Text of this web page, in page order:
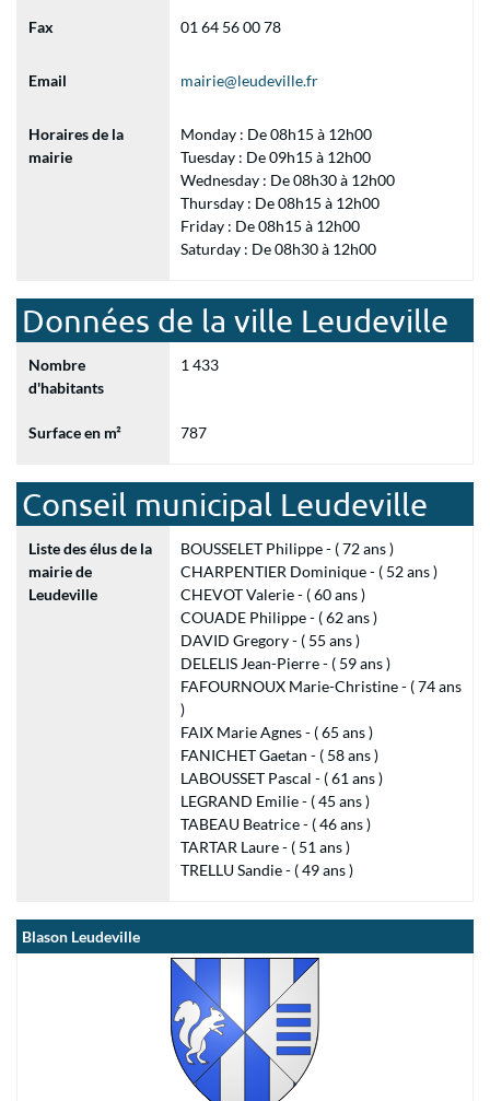
Fax 01 64 56 00 78
Email mairie@leudeville.fr
Horaires de la
mairie
Monday : De 08h15 à 12h00
Tuesday : De 09h15 à 12h00
Wednesday : De 08h30 à 12h00
Thursday : De 08h15 à 12h00
Friday : De 08h15 à 12h00
Saturday : De 08h30 à 12h00
Données de la ville Leudeville
Nombre
d'habitants
1 433
Surface en m² 787
Conseil municipal Leudeville
Liste des élus de la
mairie de
Leudeville
BOUSSELET Philippe - ( 72 ans )
CHARPENTIER Dominique - ( 52 ans )
CHEVOT Valerie - ( 60 ans )
COUADE Philippe - ( 62 ans )
DAVID Gregory - ( 55 ans )
DELELIS Jean-Pierre - ( 59 ans )
FAFOURNOUX Marie-Christine - ( 74 ans
)
FAIX Marie Agnes - ( 65 ans )
FANICHET Gaetan - ( 58 ans )
LABOUSSET Pascal - ( 61 ans )
LEGRAND Emilie - ( 45 ans )
TABEAU Beatrice - ( 46 ans )
TARTAR Laure - ( 51 ans )
TRELLU Sandie - ( 49 ans )
Blason Leudeville